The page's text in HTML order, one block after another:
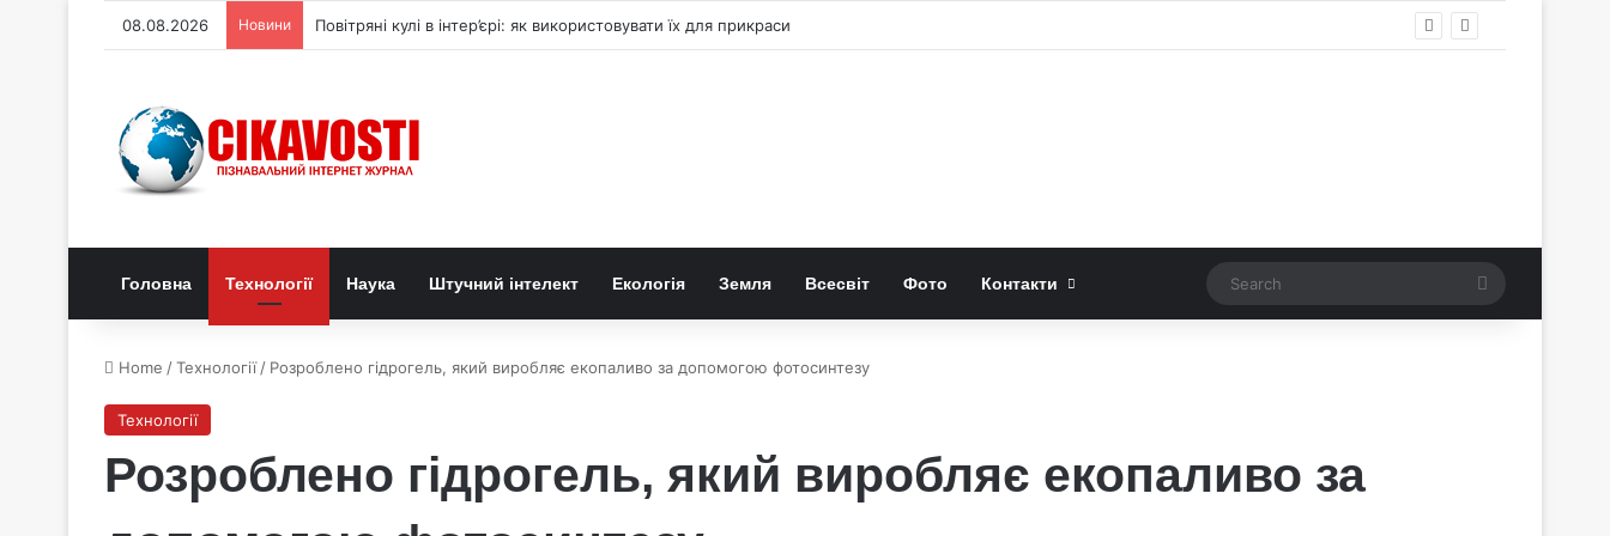
08.08.2026 Новини Генетичний перемикач керує «право-лівою» формою квітів лілій-метеликів
Головна Технології Наука Штучний інтелект Екологія Земля Всесвіт Фото Контакти Search
Home /Технології / Розроблено гідрогель, який виробляє екопаливо за допомогою фотосинтезу
Технології
Розроблено гідрогель, який виробляє екопаливо за